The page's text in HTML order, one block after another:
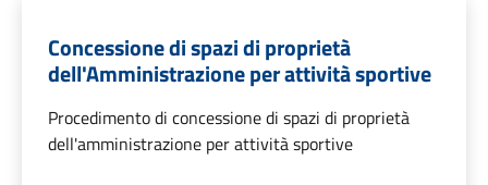
Concessione di spazi di proprietà
dell'Amministrazione per attività sportive
Procedimento di concessione di spazi di proprietà
dell'amministrazione per attività sportive